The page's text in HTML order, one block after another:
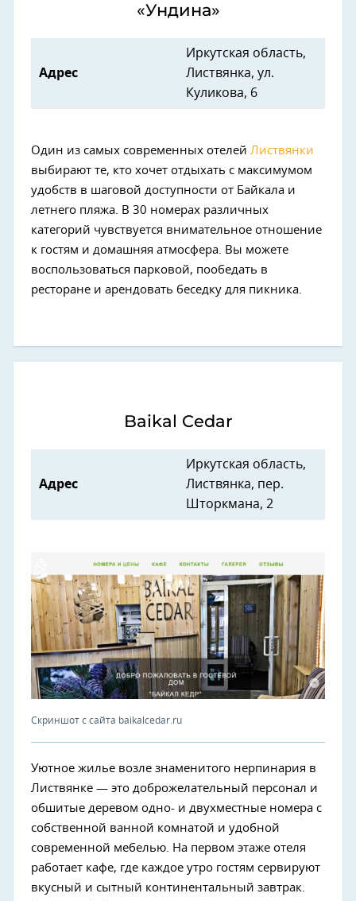
«Ундина»
Адрес
Иркутская область,
Листвянка, ул.
Куликова, 6
Один из самых современных отелей Листвянки
выбирают те, кто хочет отдыхать с максимумом
удобств в шаговой доступности от Байкала и
летнего пляжа. В 30 номерах различных
категорий чувствуется внимательное отношение
к гостям и домашняя атмосфера. Вы можете
воспользоваться парковой, пообедать в
ресторане и арендовать беседку для пикника.
Baikal Cedar
Адрес
Иркутская область,
Листвянка, пер.
Шторкмана, 2
Скриншот с сайта baikalcedar.ru
Уютное жилье возле знаменитого нерпинария в
Листвянке — это доброжелательный персонал и
обшитые деревом одно- и двухместные номера с
собственной ванной комнатой и удобной
современной мебелью. На первом этаже отеля
работает кафе, где каждое утро гостям сервируют
вкусный и сытный континентальный завтрак.